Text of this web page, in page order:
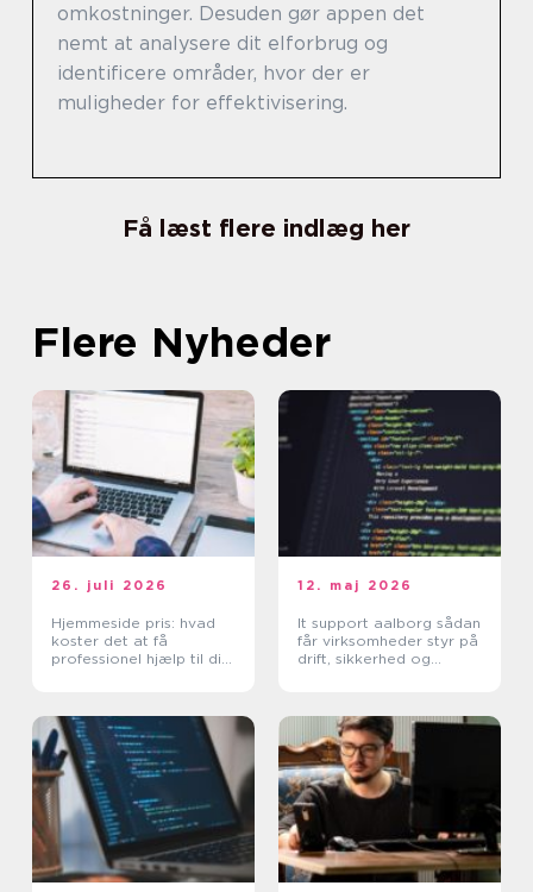
omkostninger. Desuden gør appen det
nemt at analysere dit elforbrug og
identificere områder, hvor der er
muligheder for effektivisering.
Få læst flere indlæg her
Flere Nyheder
26. juli 2026
Hjemmeside pris: hvad
koster det at få
professionel hjælp til din
12. maj 2026
It support aalborg sådan
får virksomheder styr på
drift, sikkerhed og